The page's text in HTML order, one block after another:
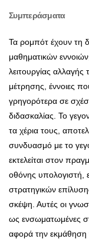
Συμπεράσματα
Τα ρομπότ έχουν τη
μαθηματικών
λειτουργίας αλλαγής
μέτρησης, έννοιες
γρηγορότερα σε
διδασκαλίας. Το
τα χέρια τους,
συνδυασμό με το
εκτελείται στον
οθόνης υπολογιστή,
στρατηγικών
σκέψη. Αυτές οι
ως ενσωματωμένες
αφορά την εκμάθηση